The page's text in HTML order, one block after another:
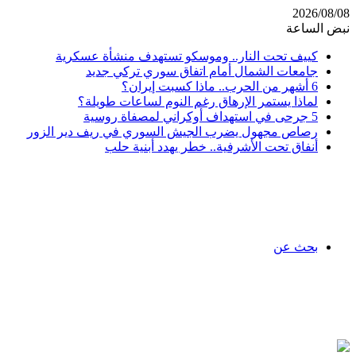
2026/08/08
نبض الساعة
كييف تحت النار.. وموسكو تستهدف منشأة عسكرية
جامعات الشمال أمام اتفاق سوري تركي جديد
6 أشهر من الحرب.. ماذا كسبت إيران؟
لماذا يستمر الإرهاق رغم النوم لساعات طويلة؟
5 جرحى في استهداف أوكراني لمصفاة روسية
رصاص مجهول يضرب الجيش السوري في ريف دير الزور
أنفاق تحت الأشرفية.. خطر يهدد أبنية حلب
بحث عن